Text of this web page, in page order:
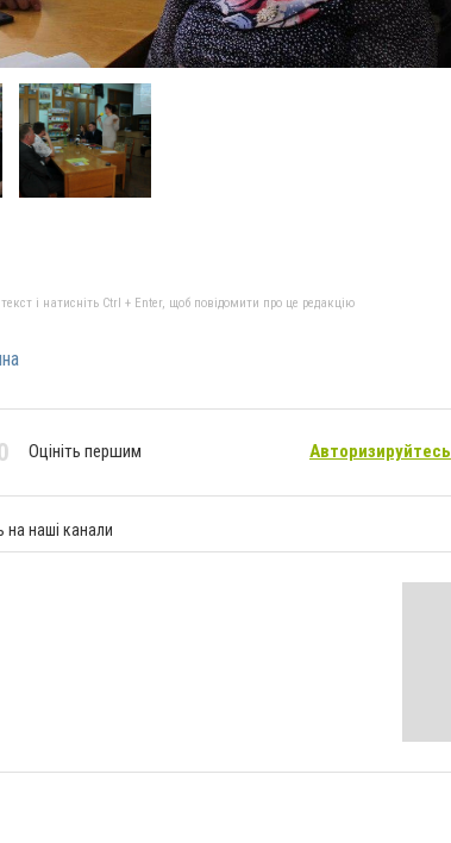
і натисніть Ctrl + Enter, щоб повідомити про це редакцію
Оцініть першим Авторизируйтесь
на наші канали